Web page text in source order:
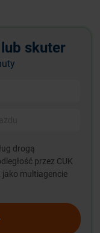
skuter
drogą
przez CUK
jako multiagencie